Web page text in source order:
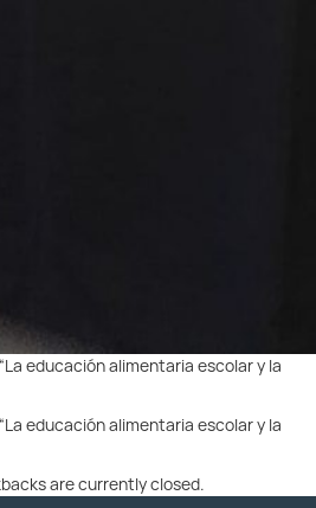
educación alimentaria escolar y la
educación alimentaria escolar y la
are currently closed.